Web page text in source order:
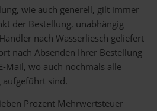
wie auch generell, gilt immer
der Bestellung, unabhängig
nach Wasserliesch geliefert
nach Absenden Ihrer Bestellung
Mail, wo auch nochmals alle
aufgeführt sind.
Prozent Mehrwertsteuer